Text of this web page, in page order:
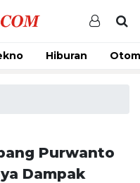
Hiburan
Purwanto
Dampak